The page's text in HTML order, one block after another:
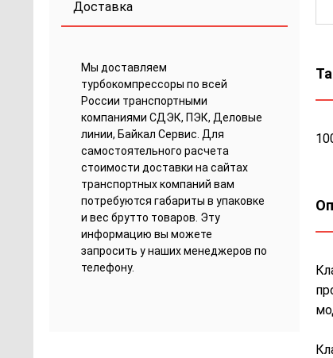
Доставка
Мы доставляем
турбокомпрессоры по всей
России транспортными
компаниями СДЭК, ПЭК, Деловые
линии, Байкал Сервис. Для
самостоятельного расчета
стоимости доставки на сайтах
транспортных компаний вам
потребуются габариты в упаковке
и вес брутто товаров. Эту
информацию вы можете
запросить у наших менеджеров по
телефону.